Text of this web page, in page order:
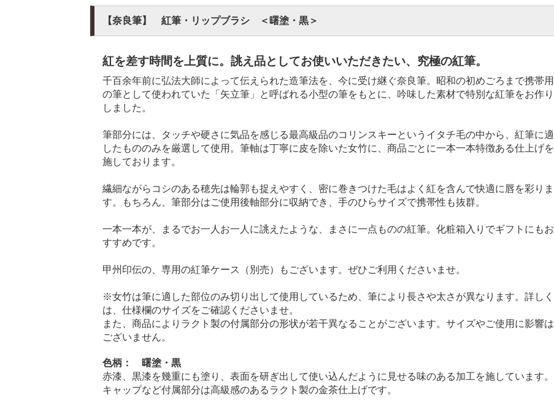
【奈良筆】 紅筆・リップブラシ ＜曙塗・黒＞
紅を差す時間を上質に。誂え品としてお使いいただきたい、究極の紅筆。
千百余年前に弘法大師によって伝えられた造筆法を、今に受け継ぐ奈良筆。昭和の初めごろまで携帯用
の筆として使われていた「矢立筆」と呼ばれる小型の筆をもとに、吟味した素材で特別な紅筆をお作り
しました。
筆部分には、タッチや硬さに気品を感じる最高級品のコリンスキーというイタチ毛の中から、紅筆に適
したもののみを厳選して使用。筆軸は丁寧に皮を除いた女竹に、商品ごとに一本一本特徴ある仕上げを
施しております。
繊細ながらコシのある穂先は輪郭も捉えやすく、密に巻きつけた毛はよく紅を含んで快適に唇を彩りま
す。もちろん、筆部分はご使用後軸部分に収納でき、手のひらサイズで携帯性も抜群。
一本一本が、まるでお一人お一人に誂えたような、まさに一点ものの紅筆。化粧箱入りでギフトにもお
すすめです。
甲州印伝の、専用の紅筆ケース（別売） もございます。ぜひご利用くださいませ。
※女竹は筆に適した部位のみ切り出して使用しているため、筆により長さや太さが異なります。詳しく
は、仕様欄のサイズをご確認くださいませ。
また、商品によりラクト製の付属部分の形状が若干異なることがございます。サイズやご使用に影響は
ございません。
色柄： 曙塗・黒
赤漆、黒漆を幾重にも塗り、表面を研ぎ出して使い込んだように見せる味のある加工を施しています。
キャップなど付属部分は高級感のあるラクト製の金茶仕上げです。